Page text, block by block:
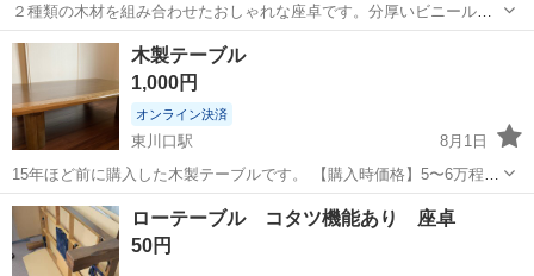
２種類の木材を組み合わせたおしゃれな座卓です。分厚いビニールシ
ートを載せて使用しているので傷や色あせなどありません。 L:1215
W:670 H:325 同時投稿の総革張りソファーとセット購入頂く場合
は、２品合計で45...
埼玉 さいたま市 鉄道博物館駅
木製テーブル
1,000円
オンライン決済
東川口駅
8月1日
15年ほど前に購入した木製テーブルです。 【購入時価格】5〜6万程
【サイズおよそ】縦：135cm、横：83cm、高さ：34cm 数年位、子
供が小さい頃に使用してましたので、使用感はありますが、とても丈
夫な素材で特に大き...
埼玉 川口市 東川口駅 テーブル
ローテーブル コタツ機能あり 座卓
50円